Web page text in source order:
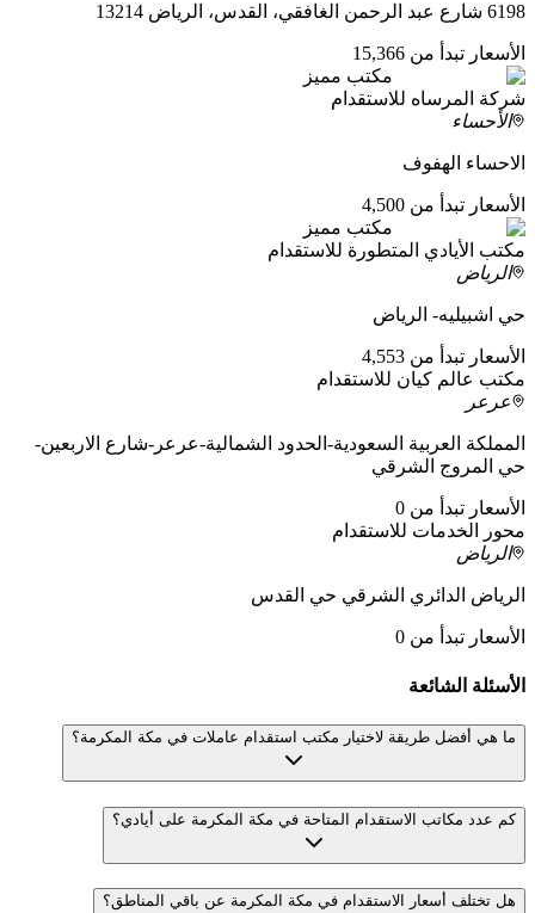
6198 شارع عبد الرحمن الغافقي، القدس، الرياض 13214
الأسعار تبدأ من 15,366
مكتب مميز
شركة المرساه للاستقدام
الأحساء
الاحساء الهفوف
الأسعار تبدأ من 4,500
مكتب مميز
مكتب الأيادي المتطورة للاستقدام
الرياض
حي اشبيليه- الرياض
الأسعار تبدأ من 4,553
مكتب عالم كيان للاستقدام
عرعر
المملكة العربية السعودية-الحدود الشمالية-عرعر-شارع الاربعين-
حي المروج الشرقي
الأسعار تبدأ من 0
محور الخدمات للاستقدام
الرياض
الرياض الدائري الشرقي حي القدس
الأسعار تبدأ من 0
الأسئلة الشائعة
ما هي أفضل طريقة لاختيار مكتب استقدام عاملات في مكة المكرمة؟
كم عدد مكاتب الاستقدام المتاحة في مكة المكرمة على أيادي؟
هل تختلف أسعار الاستقدام في مكة المكرمة عن باقي المناطق؟